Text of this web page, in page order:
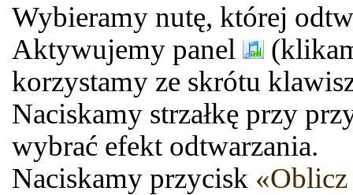
Wybieramy nutę, której
Aktywujemy panel
korzystamy ze skrótu
Naciskamy strzałkę przy
wybrać efekt odtwarzania.
Naciskamy przycisk